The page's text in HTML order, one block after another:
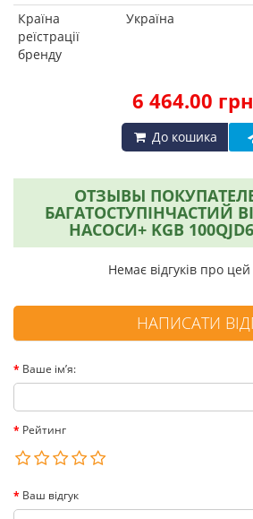
Країна
реїстрації
бренду
Україна
6 464.00
До кошика
ОТЗЫВЫ
БАГАТОСТУПІНЧАСТИЙ
НАСОСИ+ KGB
Немає відгуків про
НАПИСАТИ
Ваше ім’я:
Рейтинг
Ваш відгук